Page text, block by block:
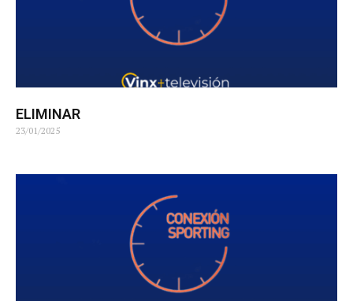
ELIMINAR
23/01/2025